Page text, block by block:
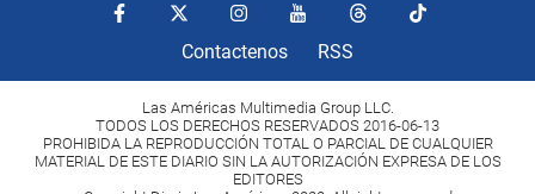
Contactenos RSS
Las Américas Multimedia Group LLC.
TODOS LOS DERECHOS RESERVADOS 2016-06-13
PROHIBIDA LA REPRODUCCIÓN TOTAL O PARCIAL DE CUALQUIER
MATERIAL DE ESTE DIARIO SIN LA AUTORIZACIÓN EXPRESA DE LOS
EDITORES